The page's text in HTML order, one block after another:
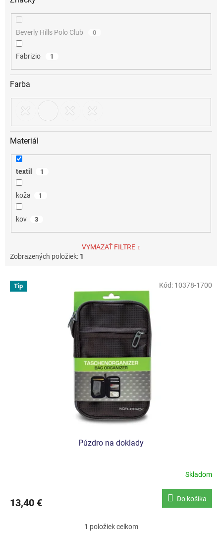
Beverly Hills Polo Club 0
Fabrizio 1
Farba
Materiál
textil 1
koža 1
kov 3
VYMAZAŤ FILTRE
Zobrazených položiek: 1
V Tip
Púzdro na doklady
Skladom
13,40 € Do košíka
Kód: 10378-1700
O
1 položiek celkom